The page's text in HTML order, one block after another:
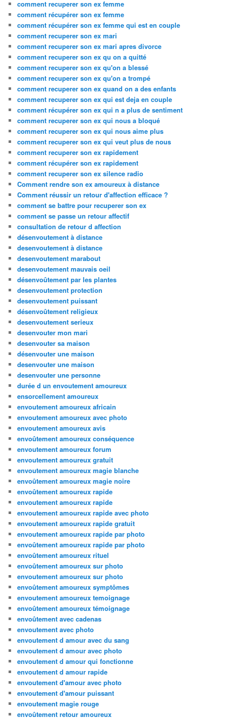
comment recuperer son ex femme
comment récupérer son ex femme
comment récupérer son ex femme qui est en couple
comment recuperer son ex mari
comment recuperer son ex mari apres divorce
comment recuperer son ex qu on a quitté
comment recuperer son ex qu'on a blessé
comment recuperer son ex qu'on a trompé
comment recuperer son ex quand on a des enfants
comment recuperer son ex qui est deja en couple
comment récupérer son ex qui n a plus de sentiment
comment recuperer son ex qui nous a bloqué
comment recuperer son ex qui nous aime plus
comment recuperer son ex qui veut plus de nous
comment recuperer son ex rapidement
comment récupérer son ex rapidement
comment recuperer son ex silence radio
Comment rendre son ex amoureux à distance
Comment réussir un retour d'affection efficace ?
comment se battre pour recuperer son ex
comment se passe un retour affectif
consultation de retour d affection
désenvoutement à distance
desenvoutement à distance
desenvoutement marabout
desenvoutement mauvais oeil
désenvoûtement par les plantes
desenvoutement protection
desenvoutement puissant
désenvoûtement religieux
desenvoutement serieux
desenvouter mon mari
desenvouter sa maison
désenvouter une maison
desenvouter une maison
desenvouter une personne
durée d un envoutement amoureux
ensorcellement amoureux
envoutement amoureux africain
envoutement amoureux avec photo
envoutement amoureux avis
envoûtement amoureux conséquence
envoutement amoureux forum
envoutement amoureux gratuit
envoutement amoureux magie blanche
envoûtement amoureux magie noire
envoûtement amoureux rapide
envoutement amoureux rapide
envoutement amoureux rapide avec photo
envoutement amoureux rapide gratuit
envoutement amoureux rapide par photo
envoûtement amoureux rapide par photo
envoûtement amoureux rituel
envoûtement amoureux sur photo
envoutement amoureux sur photo
envoûtement amoureux symptômes
envoutement amoureux temoignage
envoûtement amoureux témoignage
envoûtement avec cadenas
envoutement avec photo
envoutement d amour avec du sang
envoutement d amour avec photo
envoutement d amour qui fonctionne
envoutement d amour rapide
envoutement d'amour avec photo
envoutement d'amour puissant
envoutement magie rouge
envoûtement retour amoureux